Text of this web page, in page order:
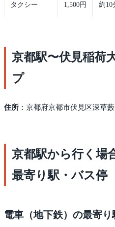
タクシー 1,500円 約10
京都駅〜伏見稲荷
プ
住所 ：京都府京都市伏見区深草
京都駅から行く場
最寄り駅・バス停
電車（地下鉄）の最寄り